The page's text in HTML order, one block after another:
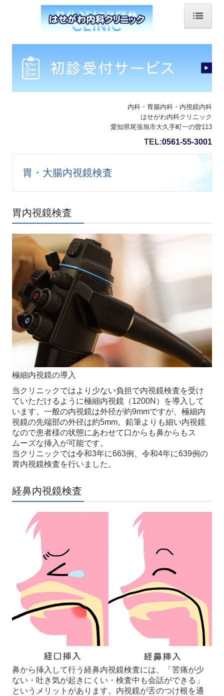
院長紹介
内科・胃腸内科・内視鏡内科
はせがわ内科クリニック
愛知県尾張旭市大久手町一の曽113
TEL:0561-55-3001
胃・大腸内視鏡検査
胃内視鏡検査
極細内視鏡の導入
当クリニックではより少ない負担で内視鏡検査を受け
ていただけるように極細内視鏡（1200N）を導入して
います。一般の内視鏡は外径が約9mmですが、極細内
視鏡の先端部の外径は約5mm。鉛筆よりも細い内視鏡
なので患者様の状態にあわせて口からも鼻からもス
ムーズな挿入が可能です。
当クリニックでは令和3年に663例、令和4年に639例の
胃内視鏡検査を行いました。
経鼻内視鏡検査
鼻から挿入して行う経鼻内視鏡検査には、「苦痛が少
ない・吐き気が起きにくい・検査中も会話ができる」
というメリットがあります。内視鏡が舌のつけ根を通